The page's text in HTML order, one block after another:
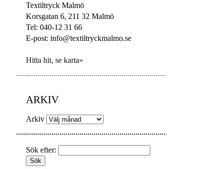
Textiltryck Malmö
Korsgatan 6, 211 32 Malmö
Tel: 040-12 31 66
E-post: info@textiltryckmalmo.se
Hitta hit, se karta»
ARKIV
Arkiv
Sök efter: